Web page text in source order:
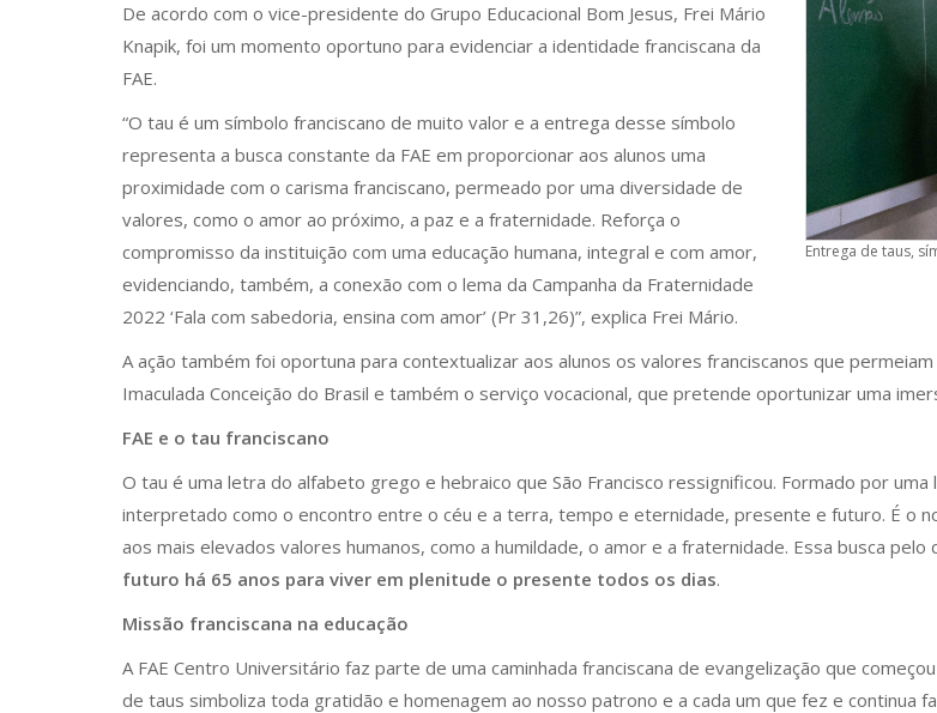
Entrega de taus,
De acordo com o vice-presidente do Grupo Educacional Bom Jesus, Frei Mário
Knapik, foi um momento oportuno para evidenciar a identidade franciscana da
FAE.
“O tau é um símbolo franciscano de muito valor e a entrega desse símbolo
representa a busca constante da FAE em proporcionar aos alunos uma
proximidade com o carisma franciscano, permeado por uma diversidade de
valores, como o amor ao próximo, a paz e a fraternidade. Reforça o
compromisso da instituição com uma educação humana, integral e com amor,
evidenciando, também, a conexão com o lema da Campanha da Fraternidade
2022 ‘Fala com sabedoria, ensina com amor’ (Pr 31,26)”, explica Frei Mário.
A ação também foi oportuna para contextualizar aos alunos os valores franciscanos que
Imaculada Conceição do Brasil e também o serviço vocacional, que pretende oportunizar uma
FAE e o tau franciscano
O tau é uma letra do alfabeto grego e hebraico que São Francisco ressignificou. Formado por
interpretado como o encontro entre o céu e a terra, tempo e eternidade, presente e futuro. É o
aos mais elevados valores humanos, como a humildade, o amor e a fraternidade. Essa busca pelo
futuro há 65 anos para viver em plenitude o presente todos os dias.
Missão franciscana na educação
A FAE Centro Universitário faz parte de uma caminhada franciscana de evangelização que
de taus simboliza toda gratidão e homenagem ao nosso patrono e a cada um que fez e continua